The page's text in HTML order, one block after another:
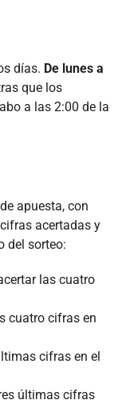
días. De lunes a
que los
a las 2:00 de la
apuesta, con
acertadas y
del sorteo:
las cuatro
cuatro cifras en
cifras en el
últimas cifras